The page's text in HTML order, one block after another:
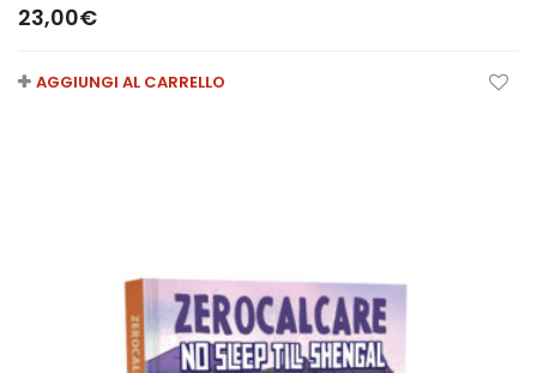
23,00€
AGGIUNGI AL CARRELLO